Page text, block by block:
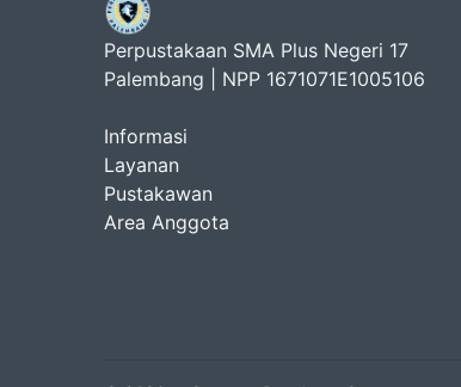
Perpustakaan SMA Plus Negeri 17
Palembang | NPP 1671071E1005106
Informasi
Layanan
Pustakawan
Area Anggota